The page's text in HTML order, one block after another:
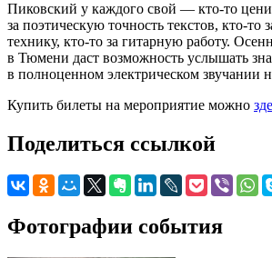
Пиковский у каждого свой — кто-то
за поэтическую точность текстов, кто-то
технику, кто-то за гитарную работу.
в Тюмени даст возможность услышать
в полноценном электрическом звучании
Купить билеты на мероприятие можно
Поделиться ссылкой
Фотографии события